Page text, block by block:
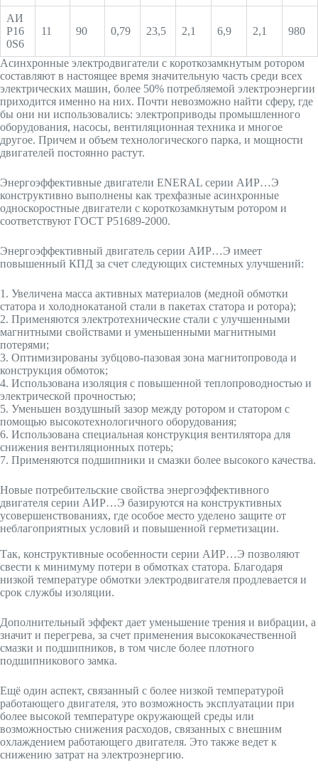
АИ
Р16
0S6
11 90 0,79 23,5 2,1 6,9 2,1 980
Асинхронные электродвигатели с короткозамкнутым ротором
составляют в настоящее время значительную часть среди всех
электрических машин, более 50% потребляемой электроэнергии
приходится именно на них. Почти невозможно найти сферу, где
бы они ни использовались: электроприводы промышленного
оборудования, насосы, вентиляционная техника и многое
другое. Причем и объем технологического парка, и мощности
двигателей постоянно растут.
Энергоэффективные двигатели ENERAL серии АИР…Э
конструктивно выполнены как трехфазные асинхронные
односкоростные двигатели с короткозамкнутым ротором и
соответствуют ГОСТ Р51689-2000.
Энергоэффективный двигатель серии АИР…Э имеет
повышенный КПД за счет следующих системных улучшений:
1. Увеличена масса активных материалов (медной обмотки
статора и холоднокатаной стали в пакетах статора и ротора);
2. Применяются электротехнические стали с улучшенными
магнитными свойствами и уменьшенными магнитными
потерями;
3. Оптимизированы зубцово-пазовая зона магнитопровода и
конструкция обмоток;
4. Использована изоляция с повышенной теплопроводностью и
электрической прочностью;
5. Уменьшен воздушный зазор между ротором и статором с
помощью высокотехнологичного оборудования;
6. Использована специальная конструкция вентилятора для
снижения вентиляционных потерь;
7. Применяются подшипники и смазки более высокого качества.
Новые потребительские свойства энергоэффективного
двигателя серии АИР…Э базируются на конструктивных
усовершенствованиях, где особое место уделено защите от
неблагоприятных условий и повышенной герметизации.
Так, конструктивные особенности серии АИР…Э позволяют
свести к минимуму потери в обмотках статора. Благодаря
низкой температуре обмотки электродвигателя продлевается и
срок службы изоляции.
Дополнительный эффект дает уменьшение трения и вибрации, а
значит и перегрева, за счет применения высококачественной
смазки и подшипников, в том числе более плотного
подшипникового замка.
Ещё один аспект, связанный с более низкой температурой
работающего двигателя, это возможность эксплуатации при
более высокой температуре окружающей среды или
возможностью снижения расходов, связанных с внешним
охлаждением работающего двигателя. Это также ведет к
снижению затрат на электроэнергию.